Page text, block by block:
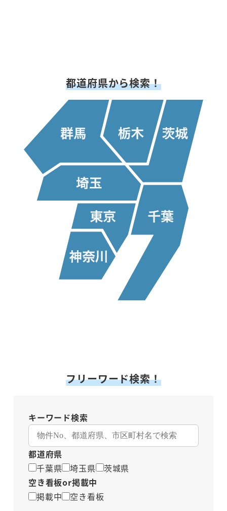
都道府県から検索！
フリーワード検索！
キーワード検索
都道府県
千葉県
埼玉県
茨城県
空き看板or掲載中
掲載中
空き看板